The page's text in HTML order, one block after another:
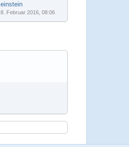
einstein
8. Februar 2016, 08:06